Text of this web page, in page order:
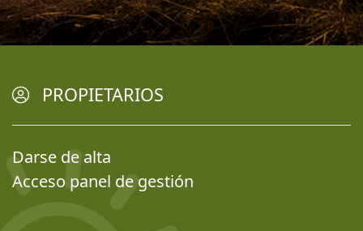
PROPIETARIOS
Darse de alta
Acceso panel de gestión